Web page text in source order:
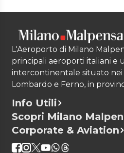
L'Aeroporto di Milano
principali aeroporti italiani e
intercontinentale situato nei
Lombardo e Ferno, in
Info Utili
Scopri Milano
Corporate & Aviation